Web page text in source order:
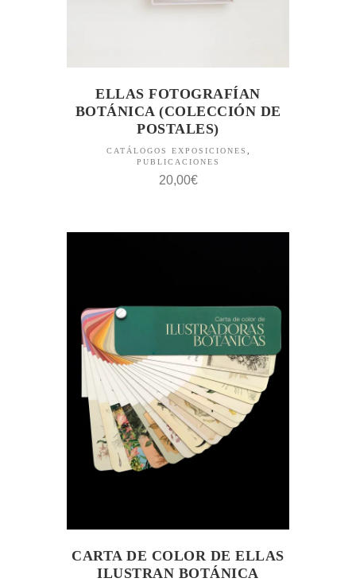
ELLAS FOTOGRAFÍAN
BOTÁNICA (COLECCIÓN DE
POSTALES)
CATÁLOGOS EXPOSICIONES ,
PUBLICACIONES
20,00€
CARTA DE COLOR DE ELLAS
ILUSTRAN BOTÁNICA